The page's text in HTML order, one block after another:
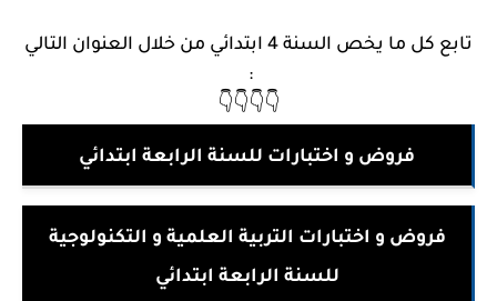
تابع كل ما يخص السنة 4 ابتدائي من خلال العنوان التالي
:
👇👇👇👇
فروض و اختبارات للسنة الرابعة ابتدائي
فروض و اختبارات التربية العلمية و التكنولوجية
للسنة الرابعة ابتدائي